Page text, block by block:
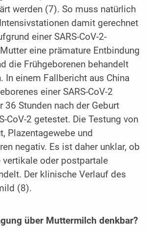
werden (7). So muss natürlich
damit gerechnet
einer SARS-CoV-2-
eine prämature Entbindung
die Frühgeborenen behandelt
In einem Fallbericht aus China
einer SARS-CoV-2
36 Stunden nach der Geburt
CoV-2 getestet. Die Testung von
Plazentagewebe und
negativ. Es ist daher unklar, ob
vertikale oder postpartale
Der klinische Verlauf des
(8).
über Muttermilch denkbar?